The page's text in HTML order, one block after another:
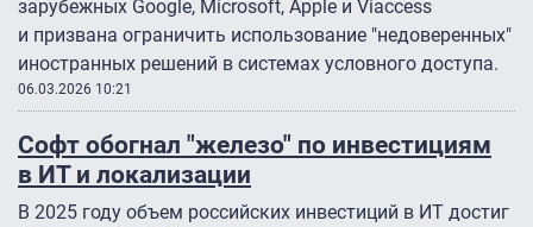
зарубежных Google, Microsoft, Apple и Viaccess
и призвана ограничить использование "недоверенных"
иностранных решений в системах условного доступа.
06.03.2026 10:21
Софт обогнал "железо" по инвестициям
в ИТ и локализации
В 2025 году объем российских инвестиций в ИТ достиг